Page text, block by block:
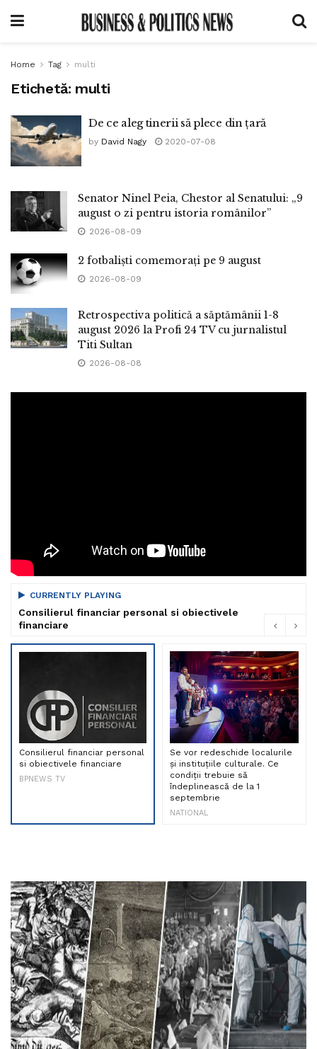
Home Tag multi
Etichetă: multi
De ce aleg tinerii să plece din țară
by David Nagy 2020-07-08
Senator Ninel Peia, Chestor al Senatului: „9
august o zi pentru istoria românilor”
2026-08-09
2 fotbaliști comemorați pe 9 august
2026-08-09
Retrospectiva politică a săptămânii 1-8
august 2026 la Profi 24 TV cu jurnalistul
Titi Sultan
2026-08-08
CURRENTLY PLAYING
Consilierul financiar personal si obiectivele
financiare
Consilierul financiar personal
si obiectivele financiare
BPNEWS TV
Se vor redeschide localurile
și instituțiile culturale. Ce
condiții trebuie să
îndeplinească de la 1
septembrie
NATIONAL